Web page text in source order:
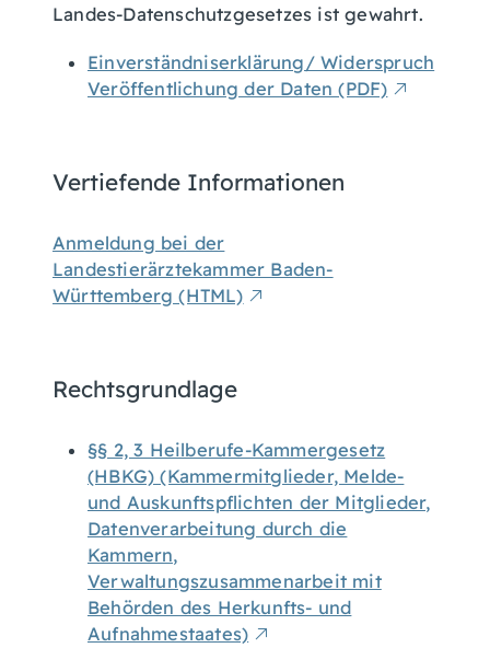
Landes-Datenschutzgesetzes ist gewahrt.
Einverständniserklärung/ Widerspruch
Veröffentlichung der Daten (PDF)
Vertiefende Informationen
Anmeldung bei der
Landestierärztekammer Baden-
Württemberg (HTML)
Rechtsgrundlage
§§ 2, 3 Heilberufe-Kammergesetz
(HBKG) (Kammermitglieder, Melde-
und Auskunftspflichten der Mitglieder,
Datenverarbeitung durch die
Kammern,
Verwaltungszusammenarbeit mit
Behörden des Herkunfts- und
Aufnahmestaates)